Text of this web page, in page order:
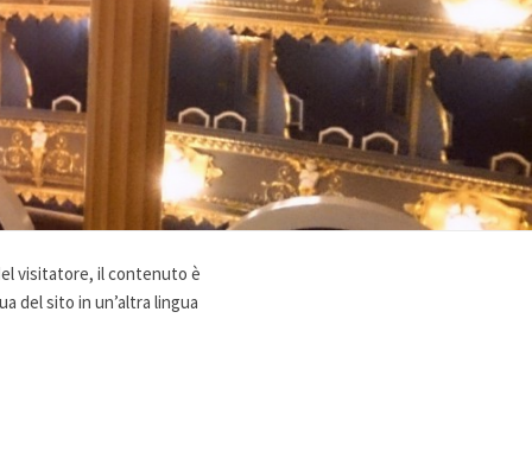
visitatore, il contenuto è
del sito in un’altra lingua